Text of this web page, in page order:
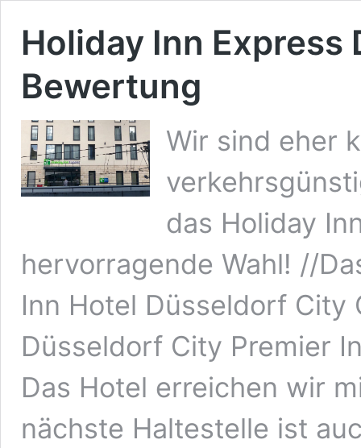
Holiday Inn
Bewertung
Wir sind eher
das Holiday
hervorragende Wahl! //
Inn Hotel Düsseldorf City
Düsseldorf City Premier
Das Hotel erreichen wir
nächste Haltestelle ist